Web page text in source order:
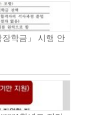
학금」 시행 안